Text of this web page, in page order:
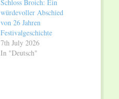
Schloss Broich: Ein
würdevoller Abschied
von 26 Jahren
Festivalgeschichte
7th July 2026
In "Deutsch"